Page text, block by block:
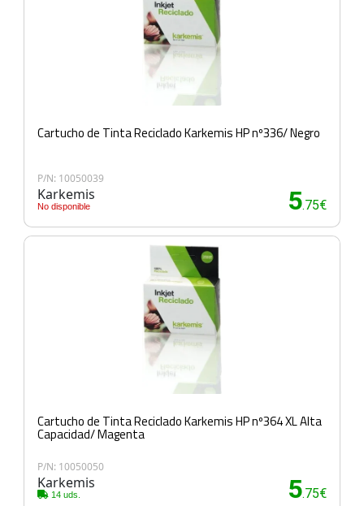
Cartucho de Tinta Reciclado Karkemis HP nº336/ Negro
P/N: 10050039
Karkemis
No disponible 5.75€
Cartucho de Tinta Reciclado Karkemis HP nº364 XL Alta
Capacidad/ Magenta
P/N: 10050050
Karkemis
14 uds. 5.75€